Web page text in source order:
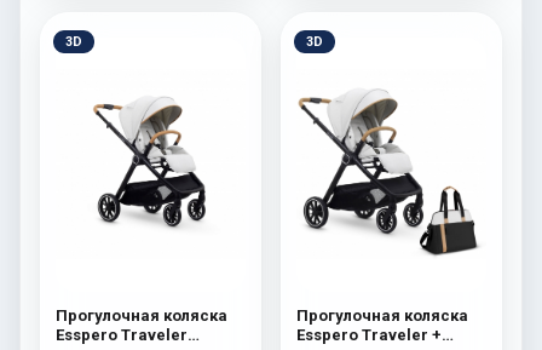
3D
Прогулочная коляска
Esspero Traveler
3D
Прогулочная коляска
Esspero Traveler +